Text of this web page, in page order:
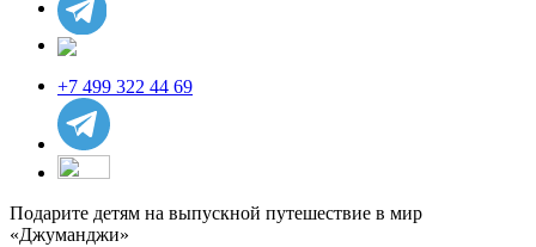
+7 499 322 44 69
Подарите детям на выпускной путешествие в мир
«Джуманджи»